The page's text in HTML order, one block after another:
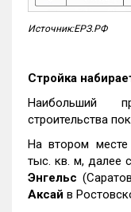
Источник:ЕРЗ.РФ
Стройка
Наибольший
строительства
На втором месте
тыс. кв. м, далее
Энгельс
Аксай в